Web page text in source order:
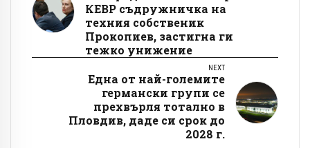
КЕВР съдружничка на
техния собственик
Прокопиев, застигна ги
тежко унижение
NEXT
Една от най-големите
германски групи се
прехвърля тотално в
Пловдив, даде си срок до
2028 г.